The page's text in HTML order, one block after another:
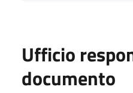
Ufficio
documento